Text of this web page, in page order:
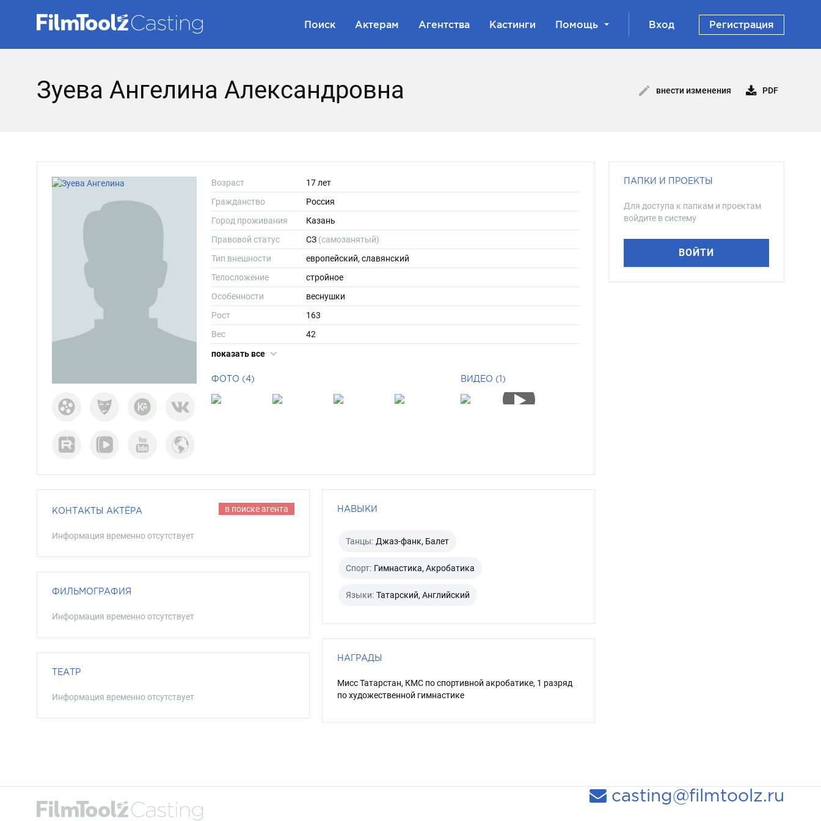
Поиск Актерам Агентства Кастинги Помощь Вход Регистрация
Зуева Ангелина Александровна внести изменения PDF
Возраст
17 лет
Гражданство
Россия
Город проживания
Казань
Правовой статус
СЗ (самозанятый)
Тип внешности
европейский, славянский
Телосложение
стройное
Особенности
веснушки
Рост
163
Вес
42
Размер одежды
показать все
ФОТО (4) ВИДЕО (1)
КОНТАКТЫ АКТЁРА в поиске агента
Информация временно отсутствует
ФИЛЬМОГРАФИЯ
Информация временно отсутствует
ТЕАТР
Информация временно отсутствует
НАВЫКИ
Танцы: Джаз-фанк, Балет
Спорт: Гимнастика, Акробатика
Языки: Татарский, Английский
НАГРАДЫ
Мисс Татарстан, КМС по спортивной акробатике, 1 разряд
по художественной гимнастике
ПАПКИ И ПРОЕКТЫ
Для доступа к папкам и проектам
войдите в систему
ВОЙТИ
casting@filmtoolz.ru